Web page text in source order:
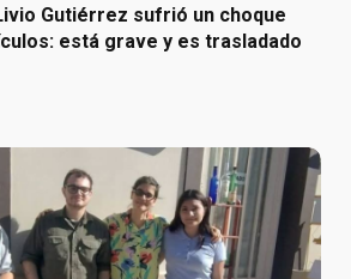
Gutiérrez sufrió un choque
está grave y es trasladado